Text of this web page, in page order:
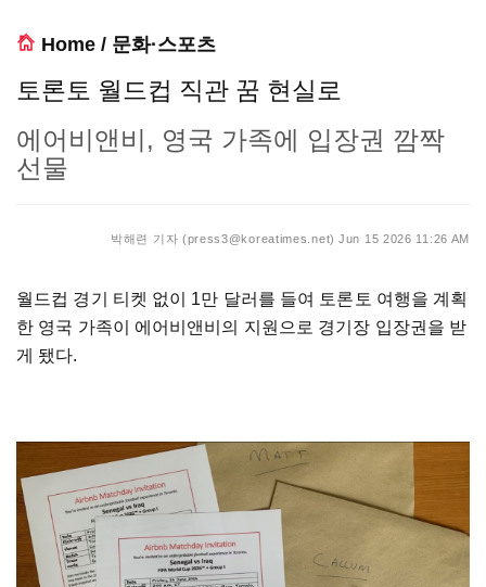
Home / 문화·스포츠
토론토 월드컵 직관 꿈 현실로
에어비앤비, 영국 가족에 입장권 깜짝
선물
박해련 기자 (press3@koreatimes.net) Jun 15 2026 11:26 AM
월드컵 경기 티켓 없이 1만 달러를 들여 토론토 여행을 계획
한 영국 가족이 에어비앤비의 지원으로 경기장 입장권을 받
게 됐다.